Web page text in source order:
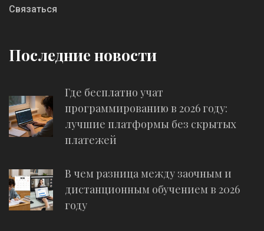
Связаться
Последние новости
Где бесплатно учат
программированию в 2026 году:
лучшие платформы без скрытых
платежей
В чем разница между заочным и
дистанционным обучением в 2026
году